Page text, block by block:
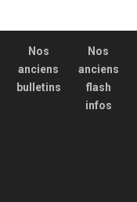
Nos
anciens
bulletins
Nos
anciens
flash
infos